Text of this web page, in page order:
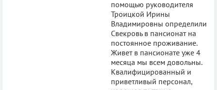
помощью руководителя
Троицкой Ирины
Владимировны определили
Свекровь в пансионат на
постоянное проживание.
Живет в пансионате уже 4
месяца мы всем довольны.
Квалифицированный и
приветливый персонал,